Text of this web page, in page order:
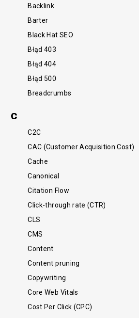
Backlink
Barter
Black Hat SEO
Błąd 403
Błąd 404
Błąd 500
Breadcrumbs
C
C2C
CAC (Customer Acquisition Cost)
Cache
Canonical
Citation Flow
Click-through rate (CTR)
CLS
CMS
Content
Content pruning
Copywriting
Core Web Vitals
Cost Per Click (CPC)